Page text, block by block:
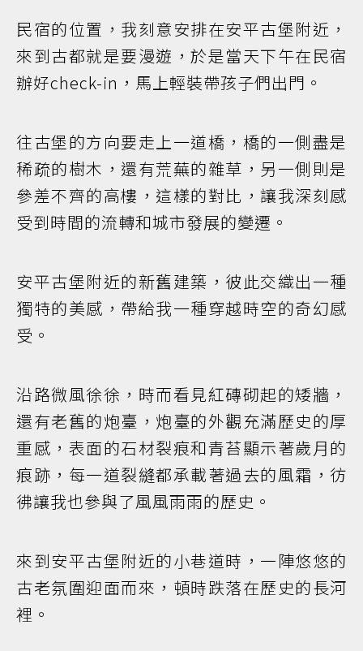
民宿的位置，我刻意安排在安平古堡附近，
來到古都就是要漫遊，於是當天下午在民宿
辦好check-in，馬上輕裝帶孩子們出門。
往古堡的方向要走上一道橋，橋的一側盡是
稀疏的樹木，還有荒蕪的雜草，另一側則是
參差不齊的高樓，這樣的對比，讓我深刻感
受到時間的流轉和城市發展的變遷。
安平古堡附近的新舊建築，彼此交織出一種
獨特的美感，帶給我一種穿越時空的奇幻感
受。
沿路微風徐徐，時而看見紅磚砌起的矮牆，
還有老舊的炮臺，炮臺的外觀充滿歷史的厚
重感，表面的石材裂痕和青苔顯示著歲月的
痕跡，每一道裂縫都承載著過去的風霜，彷
彿讓我也參與了風風雨雨的歷史。
來到安平古堡附近的小巷道時，一陣悠悠的
古老氛圍迎面而來，頓時跌落在歷史的長河
裡。